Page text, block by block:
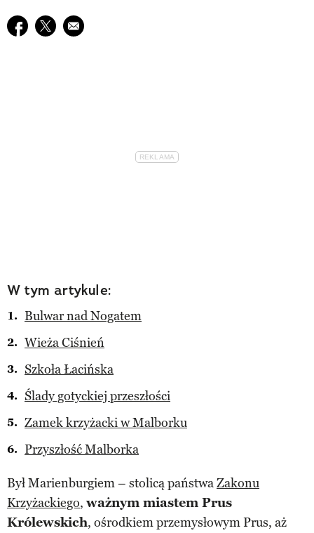
Udostępnij na facebook
Udostępnij na twitter
E-mail do przyjaciela
W tym artykule:
Bulwar nad Nogatem
Wieża Ciśnień
Szkoła Łacińska
Ślady gotyckiej przeszłości
Zamek krzyżacki w Malborku
Przyszłość Malborka
Był Marienburgiem – stolicą państwaZakonu
Krzyżackiego, ważnym miastem Prus
Królewskich, ośrodkiem przemysłowym Prus, aż